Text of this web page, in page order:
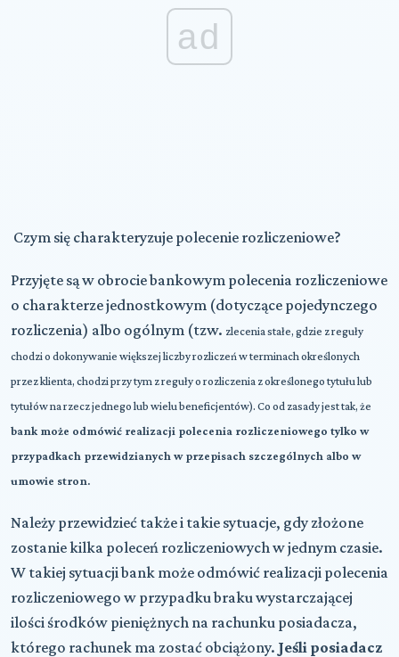
ad
Czym się charakteryzuje polecenie rozliczeniowe?
Przyjęte są w obrocie bankowym polecenia rozliczeniowe
o charakterze jednostkowym (dotyczące pojedynczego
rozliczenia) albo ogólnym (tzw. zlecenia stałe, gdzie z reguły
chodzi o dokonywanie większej liczby rozliczeń w terminach określonych
przez klienta, chodzi przy tym z reguły o rozliczenia z określonego tytułu lub
tytułów na rzecz jednego lub wielu beneficjentów). Co od zasady jest tak, że
bank może odmówić realizacji polecenia rozliczeniowego tylko w
przypadkach przewidzianych w przepisach szczególnych albo w
umowie stron.
Należy przewidzieć także i takie sytuacje, gdy złożone
zostanie kilka poleceń rozliczeniowych w jednym czasie.
W takiej sytuacji bank może odmówić realizacji polecenia
rozliczeniowego w przypadku braku wystarczającej
ilości środków pieniężnych na rachunku posiadacza,
którego rachunek ma zostać obciążony. Jeśli posiadacz